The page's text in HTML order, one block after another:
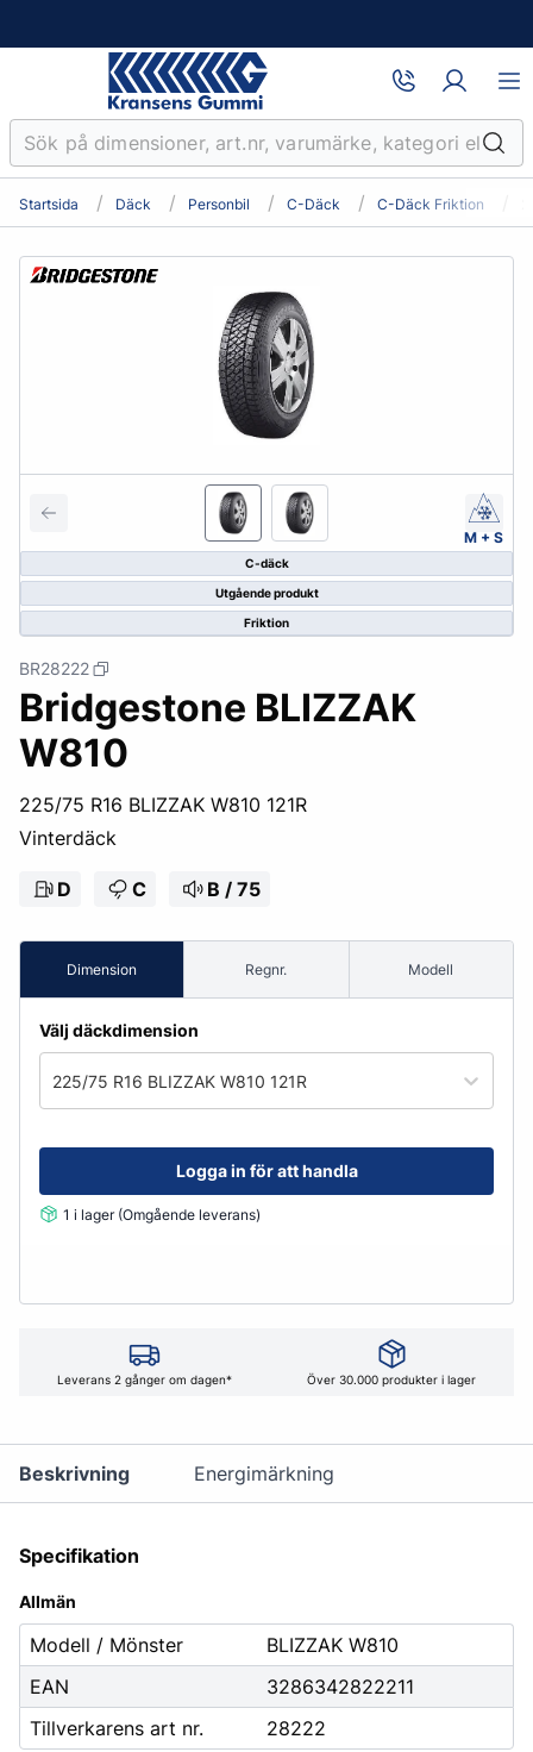
Startsida Däck Personbil C-Däck C-Däck Friktion
C-däck
Utgående produkt
Friktion
M + S
BR28222
Bridgestone BLIZZAK
W810
225/75 R16 BLIZZAK W810 121R
Vinterdäck
D C B / 75
Dimension Regnr. Modell
Välj däckdimension
225/75 R16 BLIZZAK W810 121R
Logga in för att handla
1 i lager (Omgående leverans)
Leverans 2 gånger om dagen* Över 30.000 produkter i lager
Beskrivning Energimärkning
Specifikation
Allmän
Modell / Mönster
BLIZZAK W810
EAN
3286342822211
Tillverkarens art nr.
28222